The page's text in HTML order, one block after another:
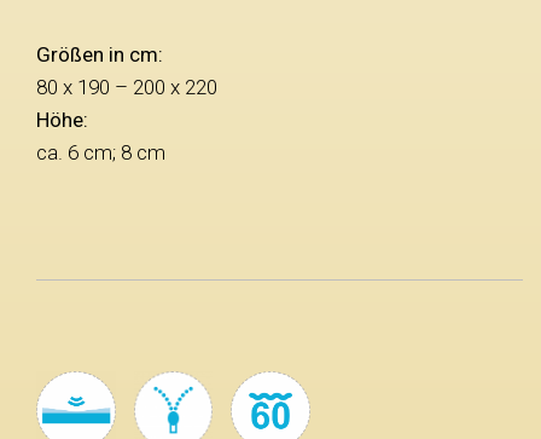
Größen in cm:
80 x 190 – 200 x 220
Höhe:
ca. 6 cm; 8 cm